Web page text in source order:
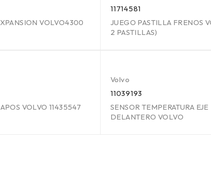
VOLVO4300
11714581
JUEGO PASTILLA FRENOS
2 PASTILLAS)
VOLVO 11435547
Volvo
11039193
SENSOR TEMPERATURA EJE
DELANTERO VOLVO